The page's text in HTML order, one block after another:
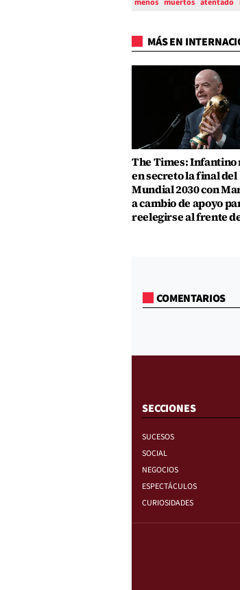
menos muertos atentado
MÁS EN
The Times: Infantino
en secreto la final del
Mundial 2030 con
a cambio de apoyo
reelegirse al frente
COMENTARIOS
SECCIONES
SUCESOS
SOCIAL
NEGOCIOS
ESPECTÁCULOS
CURIOSIDADES